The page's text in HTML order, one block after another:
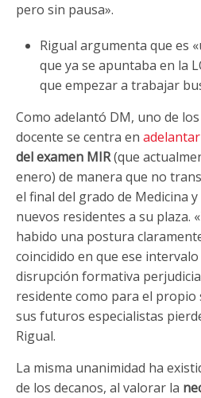
pero sin pausa».
Rigual argumenta que es
que ya se apuntaba en la
que empezar a trabajar
Como adelantó DM, uno de
docente se centra en adelantar
delexamen MIR(que
enero) de manera que no
el final del grado de Medicina
nuevos residentes a su plaza.
habido una postura
coincidido en que ese
disrupción formativa
residente como para el propio
sus futuros especialistas
Rigual.
La misma unanimidad ha
de los decanos, al valorar la